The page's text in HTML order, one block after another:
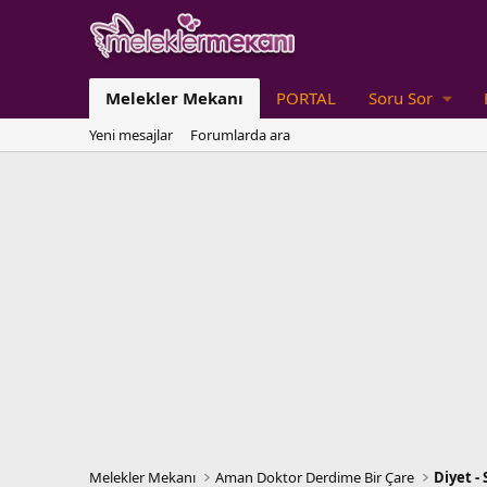
Melekler Mekanı PORTAL Soru Sor
Yeni mesajlar Forumlarda ara
Melekler Mekanı Aman Doktor Derdime Bir Çare Diyet -